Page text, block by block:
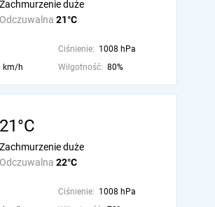
Odczuwalna 21°C
Zachmurzenie duże
Ciśnienie: 1008 hPa
km/h Wilgotność: 80%
21°C
Odczuwalna 22°C
Zachmurzenie duże
Ciśnienie: 1008 hPa